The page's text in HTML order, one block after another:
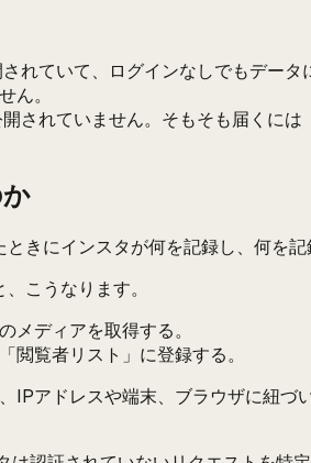
れていて、ログインなしでもデー
ん。
されていません。そもそも届くに
きにインスタが何を記録し、何を記
こうなります。
メディアを取得する。
閲覧者リスト」に登録する。
IPアドレスや端末、ブラウザに紐づ